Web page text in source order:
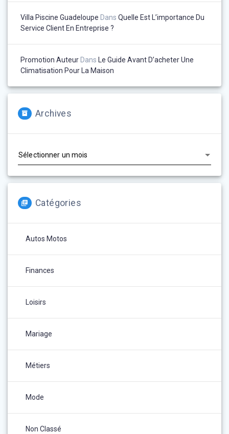
Villa Piscine Guadeloupe Dans Quelle Est L’importance Du
Service Client En Entreprise ?
Promotion Auteur Dans Le Guide Avant D’acheter Une
Climatisation Pour La Maison
Archives
Catégories
Autos Motos
Finances
Loisirs
Mariage
Métiers
Mode
Non Classé